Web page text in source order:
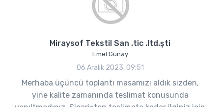
Miraysof Tekstil San .tic .ltd.şti
Emel Günay
06 Aralık 2023, 09:51
Merhaba üçüncü toplantı masamızı aldık sizden,
yine kalite zamanında teslimat konusunda